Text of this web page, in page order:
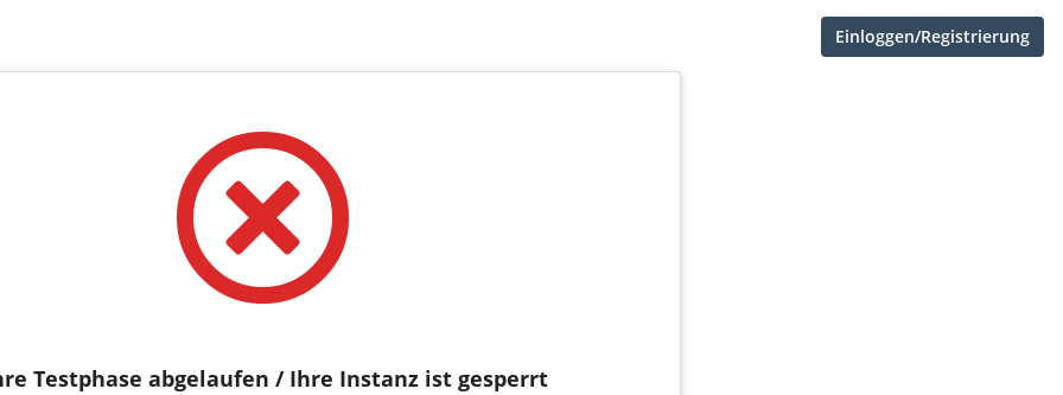
Einloggen/Registrierung
Testphase abgelaufen / Ihre Instanz ist gesperrt